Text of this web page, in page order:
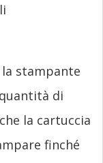
stampante
di
la cartuccia
finché